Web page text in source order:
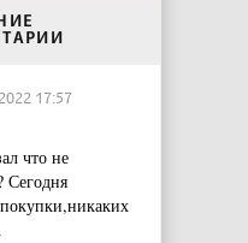
17:57
что не
Сегодня